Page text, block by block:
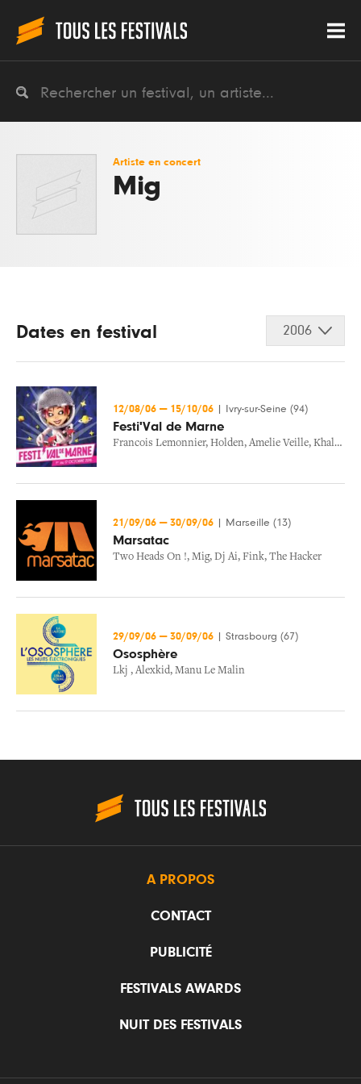
Artiste en concert
Mig
Dates en festival 2006
12/08/06 — 15/10/06 Ivry-sur-Seine (94)
Festi'Val de Marne
Francois Lemonnier, Holden, Amelie Veille, Khalid K
21/09/06 — 30/09/06 Marseille (13)
Marsatac
Two Heads On !, Mig, Dj Ai, Fink, The Hacker
29/09/06 — 30/09/06 Strasbourg (67)
Ososphère
Lkj , Alexkid, Manu Le Malin
A PROPOS
CONTACT
PUBLICITÉ
FESTIVALS AWARDS
NUIT DES FESTIVALS